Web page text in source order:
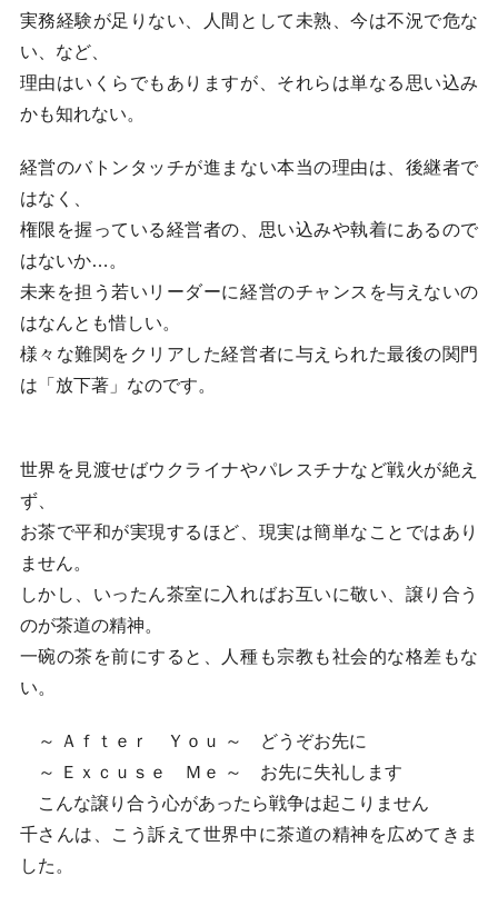
実務経験が足りない、人間として未熟、今は不況で危な
い、など、
理由はいくらでもありますが、それらは単なる思い込み
かも知れない。
経営のバトンタッチが進まない本当の理由は、後継者で
はなく、
権限を握っている経営者の、思い込みや執着にあるので
はないか…。
未来を担う若いリーダーに経営のチャンスを与えないの
はなんとも惜しい。
様々な難関をクリアした経営者に与えられた最後の関門
は「放下著」なのです。
世界を見渡せばウクライナやパレスチナなど戦火が絶え
ず、
お茶で平和が実現するほど、現実は簡単なことではあり
ません。
しかし、いったん茶室に入ればお互いに敬い、譲り合う
のが茶道の精神。
一碗の茶を前にすると、人種も宗教も社会的な格差もな
い。
～ Ａｆｔｅｒ Ｙｏｕ ～ どうぞお先に
～ Ｅｘｃｕｓｅ Ｍｅ ～ お先に失礼します
こんな譲り合う心があったら戦争は起こりません
千さんは、こう訴えて世界中に茶道の精神を広めてきま
した。